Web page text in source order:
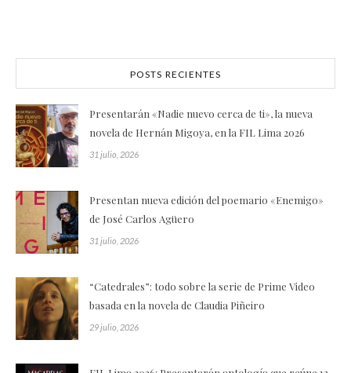
POSTS RECIENTES
Presentarán «Nadie nuevo cerca de ti», la nueva
novela de Hernán Migoya, en la FIL Lima 2026
31 julio, 2026
Presentan nueva edición del poemario «Enemigo»
de José Carlos Agüero
31 julio, 2026
“Catedrales”: todo sobre la serie de Prime Video
basada en la novela de Claudia Piñeiro
29 julio, 2026